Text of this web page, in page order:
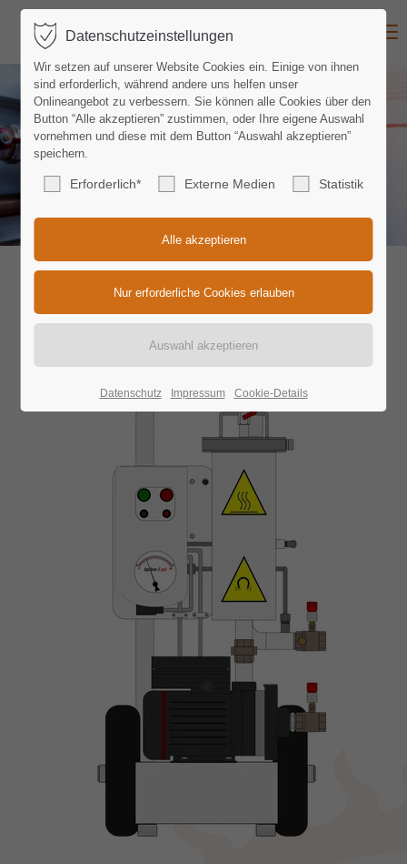
Login
Benutzername
Passwort
Anmelden
Register|Lost your password?
Support
Lorem ipsum dolor sit amet:
/ 365days
We offer support for our customers
Mon - Fri 8:00am - 5:00pm
(GMT +1)
Get in touch
376-293 City Road, Suite 600
San Francisco, CA 94102
Have any questions?
+44 1234 567 890
info@yourdomain.com
Datenschutzeinstellungen
Wir setzen auf unserer Website Cookies ein. Einige von ihnen
sind erforderlich, während andere uns helfen unser
Onlineangebot zu verbessern. Sie können alle Cookies über den
Button “Alle akzeptieren” zustimmen, oder Ihre eigene Auswahl
vornehmen und diese mit dem Button “Auswahl akzeptieren”
speichern.
Erforderlich* Externe Medien Statistik
Datenschutz Impressum Cookie-Details